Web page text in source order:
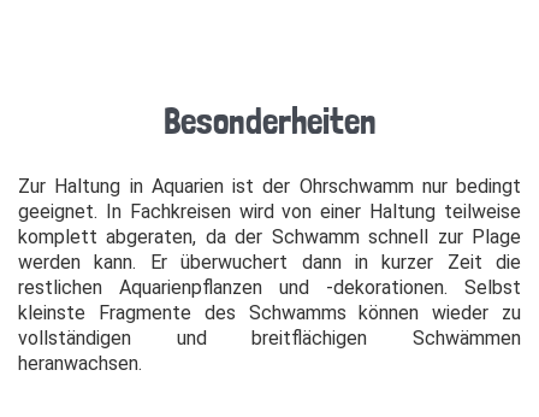
Besonderheiten
Zur Haltung in Aquarien ist der Ohrschwamm nur bedingt
geeignet. In Fachkreisen wird von einer Haltung teilweise
komplett abgeraten, da der Schwamm schnell zur Plage
werden kann. Er überwuchert dann in kurzer Zeit die
restlichen Aquarienpflanzen und -dekorationen. Selbst
kleinste Fragmente des Schwamms können wieder zu
vollständigen und breitflächigen Schwämmen
heranwachsen.